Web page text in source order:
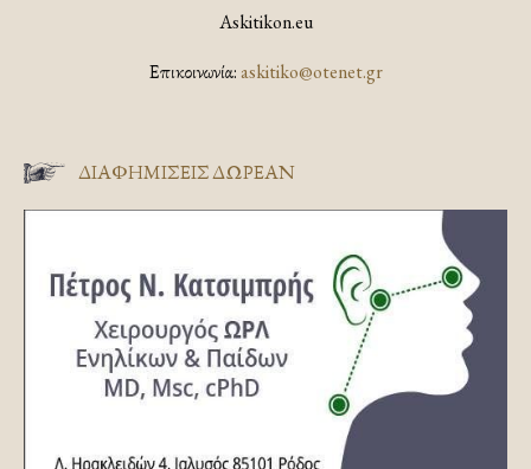
Askitikon.eu
Επικοινωνία:askitiko@otenet.gr
ΔΙΑΦΗΜΊΣΕΙΣ ΔΩΡΕΆΝ